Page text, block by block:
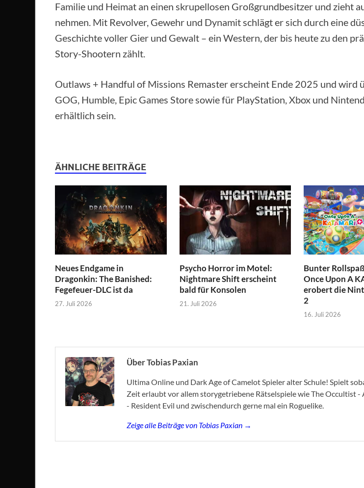
Familie und Heimat an einen skrupellosen Großgrundbesitzer und zieht
nehmen. Mit Revolver, Gewehr und Dynamit schlägt er sich durch eine
Geschichte voller Gier und Gewalt – ein Western, der bis heute zu den
Story-Shootern zählt.
Outlaws + Handful of Missions Remaster erscheint Ende 2025 und wird
GOG, Humble, Epic Games Store sowie für PlayStation, Xbox und
erhältlich sein.
ÄHNLICHE BEITRÄGE
Neues Endgame in
Dragonkin: The Banished:
Fegefeuer-DLC ist da
27. Juli 2026
Psycho Horror im Motel:
Nightmare Shift erscheint
bald für Konsolen
21. Juli 2026
Bunter
Once Upon A
erobert die
2
16. Juli 2026
Über Tobias Paxian
Ultima Online und Dark Age of Camelot Spieler alter Schule! Spielt
Zeit erlaubt vor allem storygetriebene Rätselspiele wie The Occultist -
- Resident Evil und zwischendurch gerne mal ein Roguelike.
Zeige alle Beiträge von Tobias Paxian →